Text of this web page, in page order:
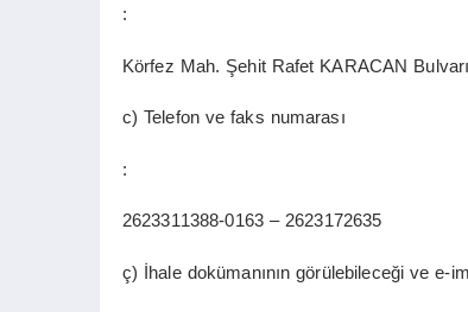
:
Körfez Mah. Şehit Rafet KARACAN
c) Telefon ve faks numarası
:
2623311388-0163 – 2623172635
ç) İhale dokümanının görülebileceği ve e-